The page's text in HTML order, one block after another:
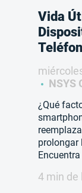
Vida
NSYS
¿Qué
prolongar
4 min de